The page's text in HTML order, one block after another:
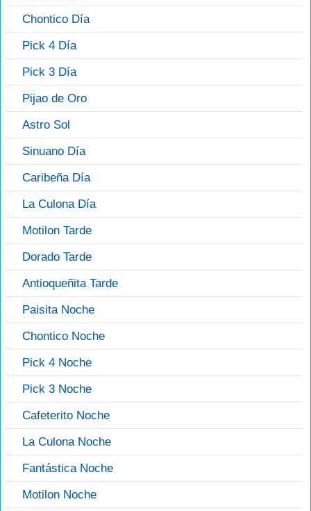
Chontico Día
Pick 4 Día
Pick 3 Día
Pijao de Oro
Astro Sol
Sinuano Día
Caribeña Día
La Culona Día
Motilon Tarde
Dorado Tarde
Antioqueñita Tarde
Paisita Noche
Chontico Noche
Pick 4 Noche
Pick 3 Noche
Cafeterito Noche
La Culona Noche
Fantástica Noche
Motilon Noche